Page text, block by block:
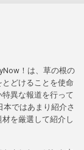
！は、草の根の
どけることを使命
異な報道を行って
ではあまり紹介さ
を厳選して紹介し